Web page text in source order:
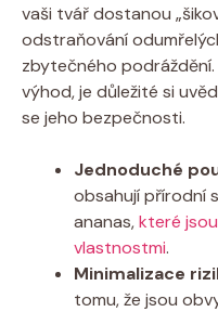
vaši tvář dostanou
odstraňování
zbytečného
výhod, je důležité si
se jeho bezpečnosti.
Jednoduché
obsahují přírodní
ananas,které
vlastnostmi.
Minimalizace
tomu, že jsou